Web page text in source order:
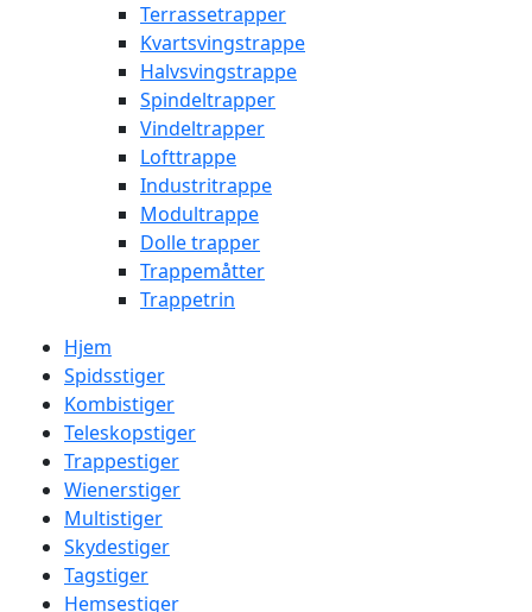
Terrassetrapper
Kvartsvingstrappe
Halvsvingstrappe
Spindeltrapper
Vindeltrapper
Lofttrappe
Industritrappe
Modultrappe
Dolle trapper
Trappemåtter
Trappetrin
Hjem
Spidsstiger
Kombistiger
Teleskopstiger
Trappestiger
Wienerstiger
Multistiger
Skydestiger
Tagstiger
Hemsestiger